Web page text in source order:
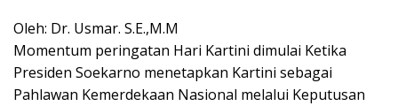
Oleh: Dr. Usmar. S.E.,M.M
Momentum peringatan Hari Kartini dimulai Ketika
Presiden Soekarno menetapkan Kartini sebagai
Pahlawan Kemerdekaan Nasional melalui Keputusan